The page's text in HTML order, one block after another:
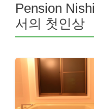
Pension
서의 첫인상